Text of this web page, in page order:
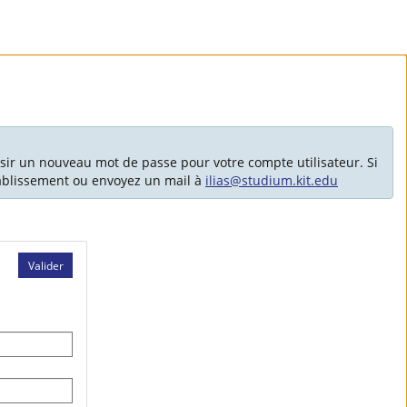
un nouveau mot de passe pour votre compte utilisateur. Si
ou envoyez un mail à ilias@studium.kit.edu
Valider